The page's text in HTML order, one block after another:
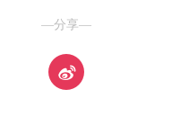
—分享—